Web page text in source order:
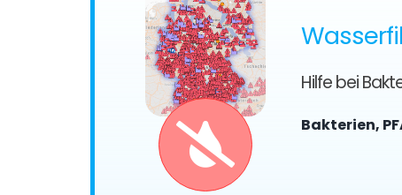
Hilfe bei
Bakterien,